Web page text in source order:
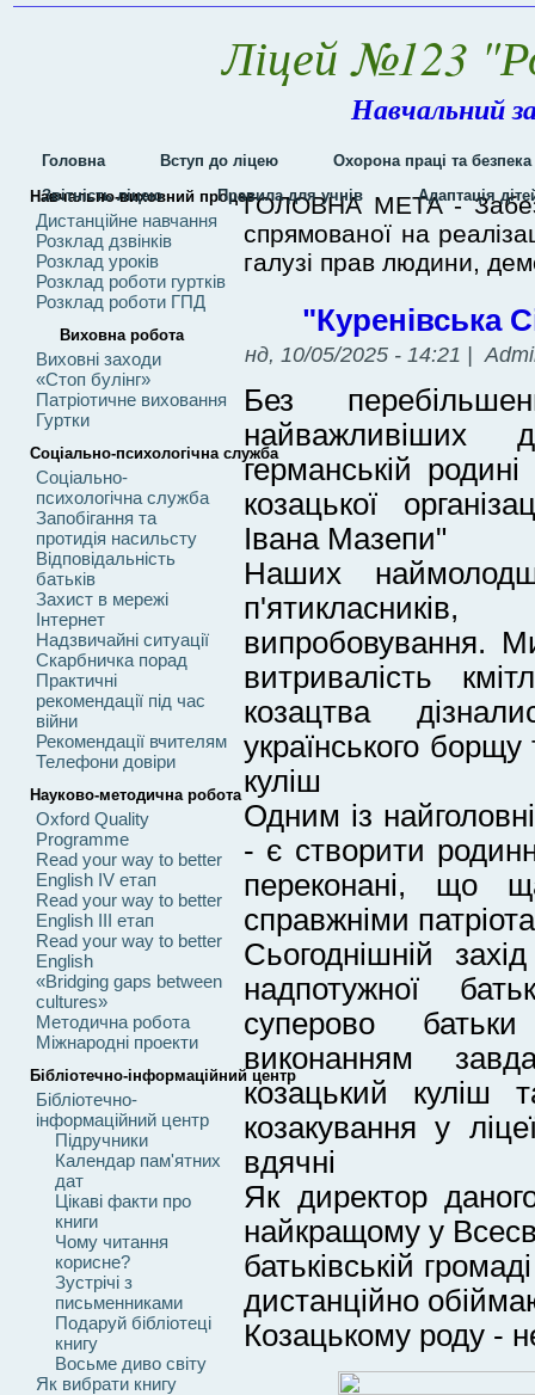
Ліцей №123
Навчальний
Головна Вступ до ліцею
Охорона праці та безпека
Звітність ліцею
Правила для учнів Адаптація
Навчально-виховний процес
Дистанційне навчання
Розклад дзвінків
Розклад уроків
Розклад роботи гуртків
Розклад роботи ГПД
Виховна робота
Виховні заходи
«Стоп булінг»
Патріотичне виховання
Гуртки
Соціально-психологічна служба
Соціально-
психологічна служба
Запобігання та
протидія насильсту
Відповідальність
батьків
Захист в мережі
Інтернет
Надзвичайні ситуації
Скарбничка порад
Практичні
рекомендації під час
війни
Рекомендації вчителям
Телефони довіри
Науково-методична робота
Oxford Quality
Programme
Read your way to better
English IV етап
Read your way to better
English III етап
Read your way to better
English
«Bridging gaps between
cultures»
Методична робота
Міжнародні проекти
Бібліотечно-інформаційний центр
Бібліотечно-
інформаційний центр
Підручники
Календар пам'ятних
дат
Цікаві факти про
книги
Чому читання
корисне?
Зустрічі з
письменниками
Подаруй бібліотеці
книгу
Восьме диво світу
Як вибрати книгу
ГОЛОВНА МЕТА -
спрямованої на
галузі прав людини,
"Куренівська
нд, 10/05/2025 - 14:21 |
Без
германській
козацької
Івана Мазепи"
Наших
випробовування.
витривалість
козацтва
українського
куліш
Одним із
- є створити
переконані, що
справжніми
Сьогоднішній
надпотужної
суперово
виконанням
козацький куліш
козакування у
вдячні
Як директор
найкращому у
батьківській
дистанційно
Козацькому роду -